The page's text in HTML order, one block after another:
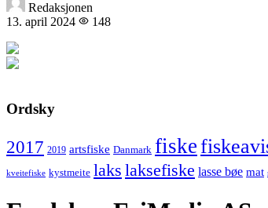
Redaksjonen
13. april 2024
148
Ordsky
2017 2019 artsfiske Danmark fiske
kveitefiske kystmeite laks laksefiske lasse bøe mat